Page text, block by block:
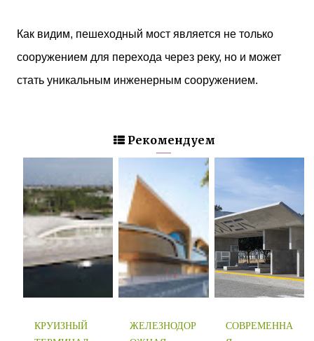
Как видим, пешеходный мост является не только
сооружением для перехода через реку, но и может
стать уникальным инженерным сооружением.
Рекомендуем
КРУИЗНЫЙ
ЖЕЛЕЗНОДОР
СОВРЕМЕННА